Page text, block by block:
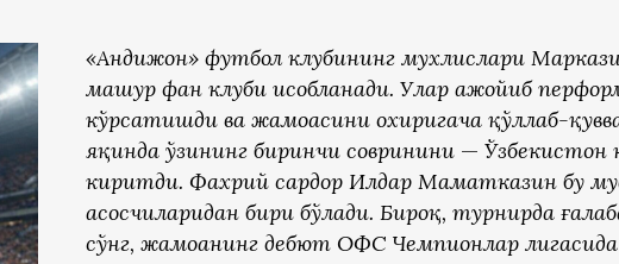
«Андижон» футбол клубининг мухлислари
машҳур фан клуби ҳисобланади. Улар ажойиб
кўрсатишди ва жамоасини охиригача қўллаб-
яқинда ўзининг биринчи совринини — Ўзбекистон
киритди. Фахрий сардор Илдар Маматказин бу
асосчиларидан бири бўлади. Бироқ, турнирда
сўнг, жамоанинг дебют ОФC Чемпионлар